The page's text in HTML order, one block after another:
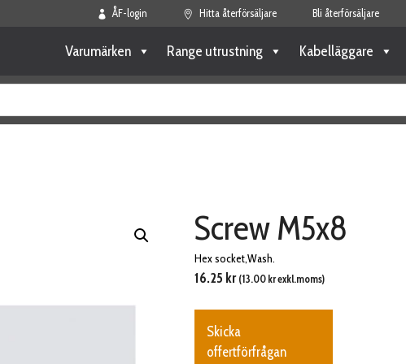
ÅF-login Hitta återförsäljare Bli återförsäljare
Varumärken Range utrustning Kabelläggare
Screw M5x8
Hex socket,Wash.
16.25 kr (13.00 krexkl.moms)
Skicka
offertförfrågan